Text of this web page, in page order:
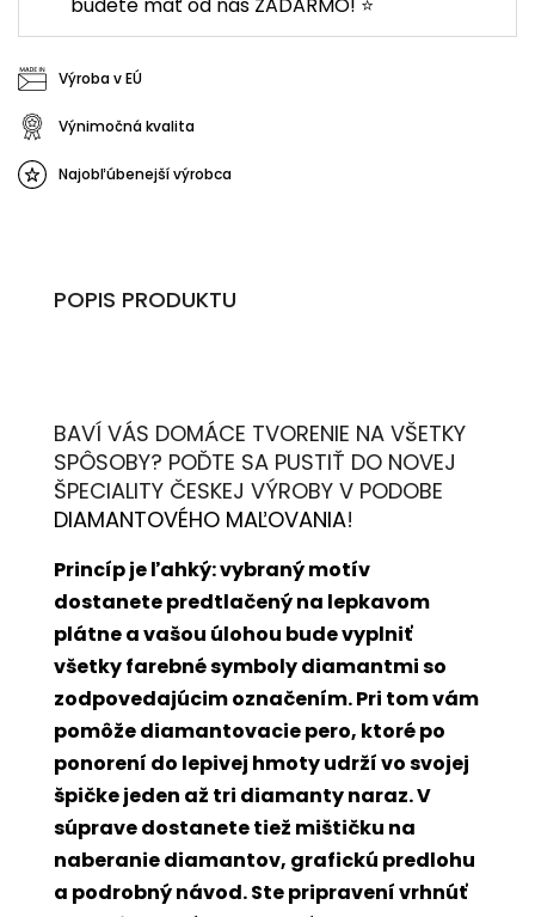
budete mať od nás ZADARMO! ⭐
Výroba v EÚ
Výnimočná kvalita
Najobľúbenejší výrobca
POPIS PRODUKTU
BAVÍ VÁS DOMÁCE TVORENIE NA VŠETKY
SPÔSOBY? POĎTE SA PUSTIŤ DO NOVEJ
ŠPECIALITY ČESKEJ VÝROBY V PODOBE
DIAMANTOVÉHO MAĽOVANIA!
Princíp je ľahký: vybraný motív
dostanete predtlačený na lepkavom
plátne a vašou úlohou bude vyplniť
všetky farebné symboly diamantmi so
zodpovedajúcim označením. Pri tom vám
pomôže diamantovacie pero, ktoré po
ponorení do lepivej hmoty udrží vo svojej
špičke jeden až tri diamanty naraz. V
súprave dostanete tiež mištičku na
naberanie diamantov, grafickú predlohu
a podrobný návod. Ste pripravení vrhnúť